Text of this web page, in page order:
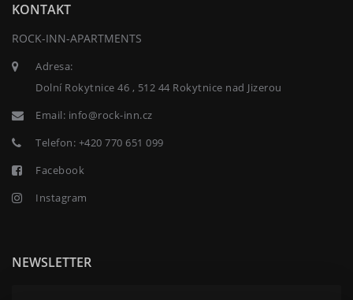
KONTAKT
ROCK-INN-APARTMENTS
Adresa:
Dolní Rokytnice 46 , 512 44 Rokytnice nad Jizerou
Email: info@rock-inn.cz
Telefon: +420 770 651 099
Facebook
Instagram
NEWSLETTER